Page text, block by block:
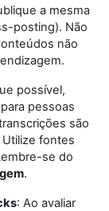
a mesma
posting). Não
não
possível,
pessoas
são
fontes
se do
.
: Ao avaliar